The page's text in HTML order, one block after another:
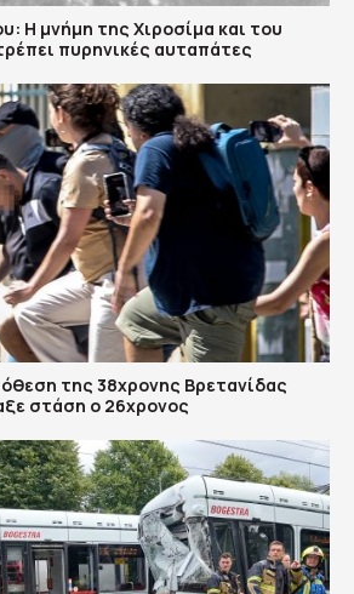
Η μνήμη της Χιροσίμα και του
πυρηνικές αυταπάτες
της 38χρονης Βρετανίδας
στάση ο 26χρονος